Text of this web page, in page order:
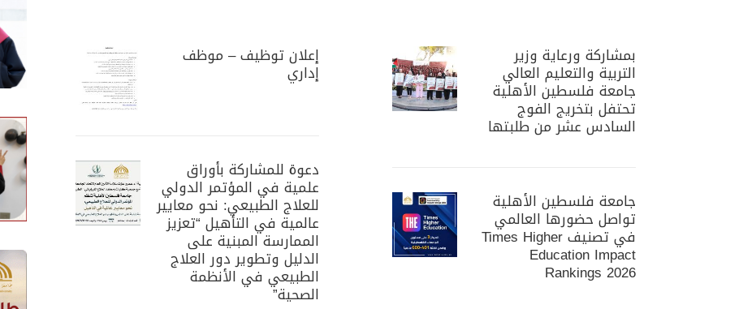
إعلان توظيف – موظف
إداري
دعوة للمشاركة بأوراق
علمية في المؤتمر الدولي
للعلاج الطبيعي: نحو معايير
عالمية في التأهيل “تعزيز
الممارسة المبنية على
الدليل وتطوير دور العلاج
الطبيعي في الأنظمة
الصحية”
بمشاركة ورعاية وزير
التربية والتعليم العالي
جامعة فلسطين الأهلية
تحتفل بتخريج الفوج
السادس عشر من طلبتها
جامعة فلسطين الأهلية
تواصل حضورها العالمي
في تصنيف Times Higher
Education Impact
Rankings 2026